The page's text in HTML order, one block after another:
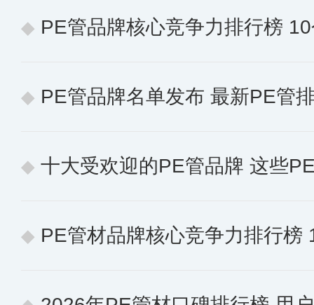
PE管品牌核心竞争力排行榜 10个
PE管品牌名单发布 最新PE管
十大受欢迎的PE管品牌 这些
PE管材品牌核心竞争力排行榜 10个